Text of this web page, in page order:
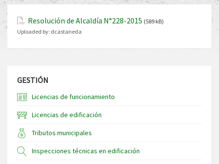
Resolución de Alcaldía N°228-2015 (589 kB)
Uploaded by: dcastaneda
GESTIÓN
Licencias de funcionamiento
Licencias de edificación
Tributos municipales
Inspecciones técnicas en edificación